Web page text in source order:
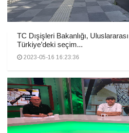
TC Dışişleri Bakanlığı,
Türkiye’deki seçim...
2023-05-16 16:23:36